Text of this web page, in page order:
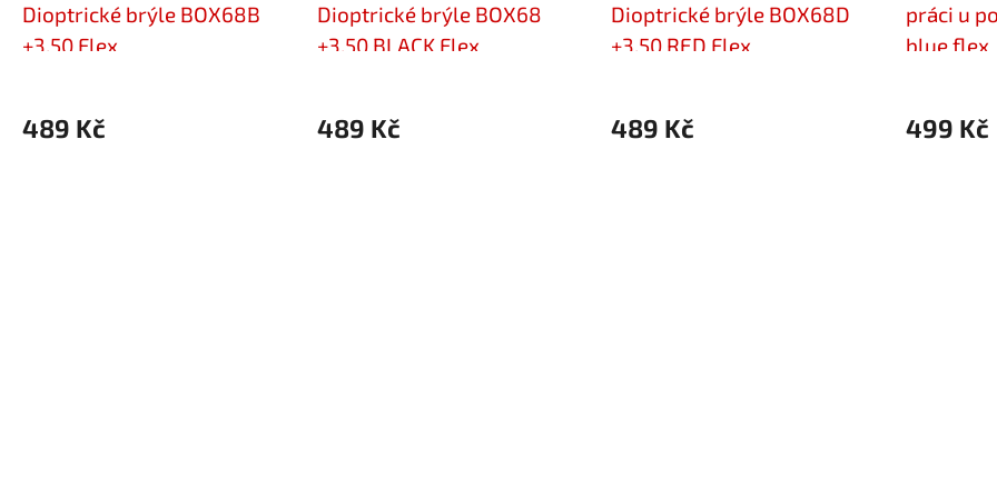
Dioptrické brýle BOX68B
+3,50 Flex
489 Kč
Dioptrické brýle BOX68
+3,50 BLACK Flex
489 Kč
Dioptrické brýle BOX68D
+3,50 RED Flex
489 Kč
práci u
blue flex
499 Kč